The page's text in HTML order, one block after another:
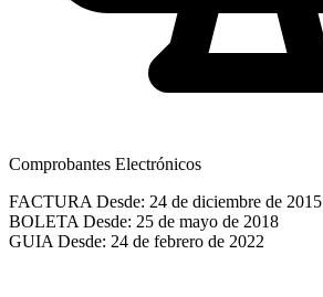
Comprobantes Electrónicos
FACTURA Desde: 24 de diciembre de 2015
BOLETA Desde: 25 de mayo de 2018
GUIA Desde: 24 de febrero de 2022